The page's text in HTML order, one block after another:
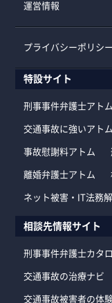
運営情報
プライバシーポリシー
特設サイト
刑事事件弁護士アトム
交通事故に強いアト
事故慰謝料アトム
離婚弁護士アトム
ネット被害・IT法務
相談先情報サイト
刑事事件弁護士カタ
交通事故の治療ナビ
交通事故被害者の体